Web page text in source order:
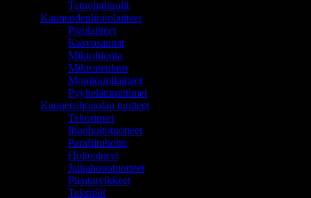
Tatuointituolit
Kauneudenhoitolaitteet
Pienlaitteet
Kasvosaunat
Mikrohionta
Mikroneulaus
Monitoimilaitteet
Pyyhelämmittimet
Kauneushoitolan tuotteet
Tekoripset
Ihonhoitotuotteet
Parafiinihoito
Hoitoaineet
Jalkahoitotuotteet
Pientarvikkeet
Tekstiilit